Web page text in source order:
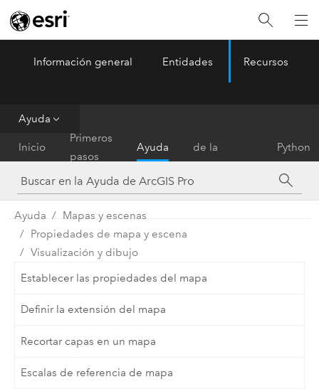
ArcGIS Pro Menu
Información general Entidades Recursos
Ayuda
Inicio
Primeros
pasos
Ayuda
de la
herramienta
Python
Ayuda
Mapas y escenas
Propiedades de mapa y escena
Visualización y dibujo
Establecer las propiedades del mapa
Definir la extensión del mapa
Recortar capas en un mapa
Escalas de referencia de mapa